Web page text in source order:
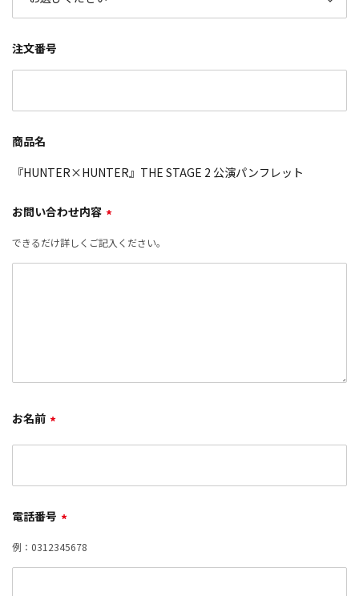
注文番号
商品名
『HUNTER×HUNTER』THE STAGE 2 公演パンフレット
お問い合わせ内容 *
できるだけ詳しくご記入ください。
お名前 *
電話番号 *
例：0312345678